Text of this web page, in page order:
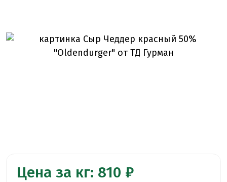
Цена за кг: 810 ₽